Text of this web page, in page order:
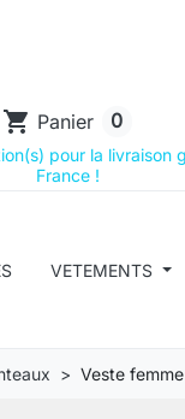
shopping_cart Panier 0
pour la livraison
France !
VETEMENTS
Veste